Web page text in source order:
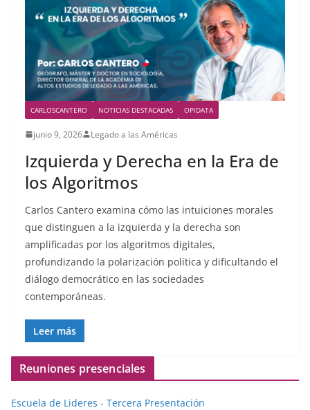
CARLOSCANTERO NOTICIAS DESTACADAS OPIDATA
junio 9, 2026 Legado a las Américas
Izquierda y Derecha en la Era de
los Algoritmos
Carlos Cantero examina cómo las intuiciones morales
que distinguen a la izquierda y la derecha son
amplificadas por los algoritmos digitales,
profundizando la polarización política y dificultando el
diálogo democrático en las sociedades
contemporáneas.
Leer más
Reuniones presenciales
Escuela de Lideres - Tercera Presentación